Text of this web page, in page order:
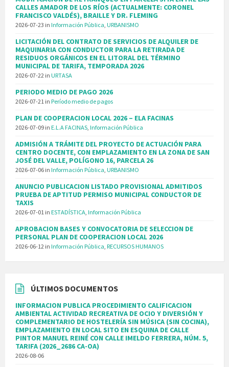
CALLES AMADOR DE LOS RÍOS (ACTUALMENTE: CORONEL
FRANCISCO VALDÉS), BRAILLE Y DR. FLEMING
2026-07-23 in Información Pública, URBANISMO
LICITACIÓN DEL CONTRATO DE SERVICIOS DE ALQUILER DE
MAQUINARIA CON CONDUCTOR PARA LA RETIRADA DE
RESIDUOS ORGÁNICOS EN EL LITORAL DEL TÉRMINO
MUNICIPAL DE TARIFA, TEMPORADA 2026
2026-07-22 in URTASA
PERIODO MEDIO DE PAGO 2026
2026-07-21 in Período medio de pagos
PLAN DE COOPERACION LOCAL 2026 – ELA FACINAS
2026-07-09 in E.L.A FACINAS, Información Pública
ADMISIÓN A TRÁMITE DEL PROYECTO DE ACTUACIÓN PARA
CENTRO DOCENTE, CON EMPLAZAMIENTO EN LA ZONA DE SAN
JOSÉ DEL VALLE, POLÍGONO 16, PARCELA 26
2026-07-06 in Información Pública, URBANISMO
ANUNCIO PUBLICACION LISTADO PROVISIONAL ADMITIDOS
PRUEBA DE APTITUD PERMISO MUNICIPAL CONDUCTOR DE
TAXIS
2026-07-01 in ESTADÍSTICA, Información Pública
APROBACION BASES Y CONVOCATORIA DE SELECCION DE
PERSONAL PLAN DE COOPERACION LOCAL 2026
2026-06-12 in Información Pública, RECURSOS HUMANOS
ÚLTIMOS DOCUMENTOS
INFORMACION PUBLICA PROCEDIMIENTO CALIFICACION
AMBIENTAL ACTIVIDAD RECREATIVA DE OCIO Y DIVERSIÓN Y
COMPLEMENTARIO DE HOSTELERÍA SIN MÚSICA (SIN COCINA),
EMPLAZAMIENTO EN LOCAL SITO EN ESQUINA DE CALLE
PINTOR MANUEL REINÉ CON CALLE IMELDO FERRERA, NÚM. 5,
TARIFA (2026_2686 CA-OA)
2026-08-06